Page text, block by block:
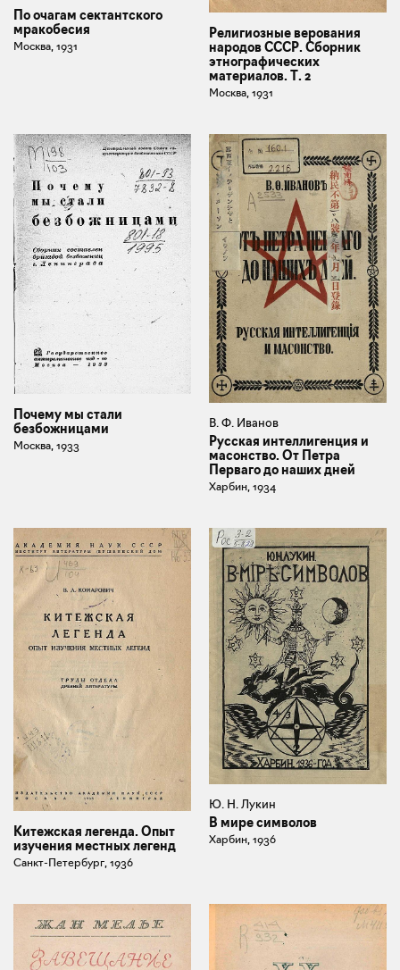
По очагам сектантского
мракобесия
Москва, 1931
Религиозные верования
народов СССР. Сборник
этнографических
материалов. Т. 2
Москва, 1931
Почему мы стали
безбожницами
Москва, 1933
В. Ф. Иванов
Русская интеллигенция и
масонство. От Петра
Перваго до наших дней
Харбин, 1934
Китежская легенда. Опыт
изучения местных легенд
Санкт-Петербург, 1936
Ю. Н. Лукин
В мире символов
Харбин, 1936